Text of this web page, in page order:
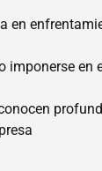
en
imponerse en